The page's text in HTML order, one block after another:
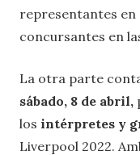
representantes en
concursantes en
La otra parte
sábado, 8 de abril,
los intérpretes y
Liverpool 2022.